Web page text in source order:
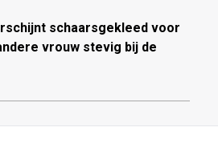
schaarsgekleed voor
vrouw stevig bij de